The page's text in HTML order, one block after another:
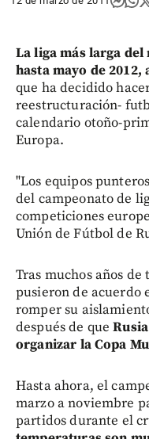
La liga más larga del
hasta mayo de
que ha decidido
reestructuración-
calendario otoño-
Europa.
"Los equipos
del campeonato de
competiciones
Unión de Fútbol de
Tras muchos años
pusieron de acuerdo
romper su
después de que
organizar la Copa
Hasta ahora, el
marzo a noviembre
partidos durante el